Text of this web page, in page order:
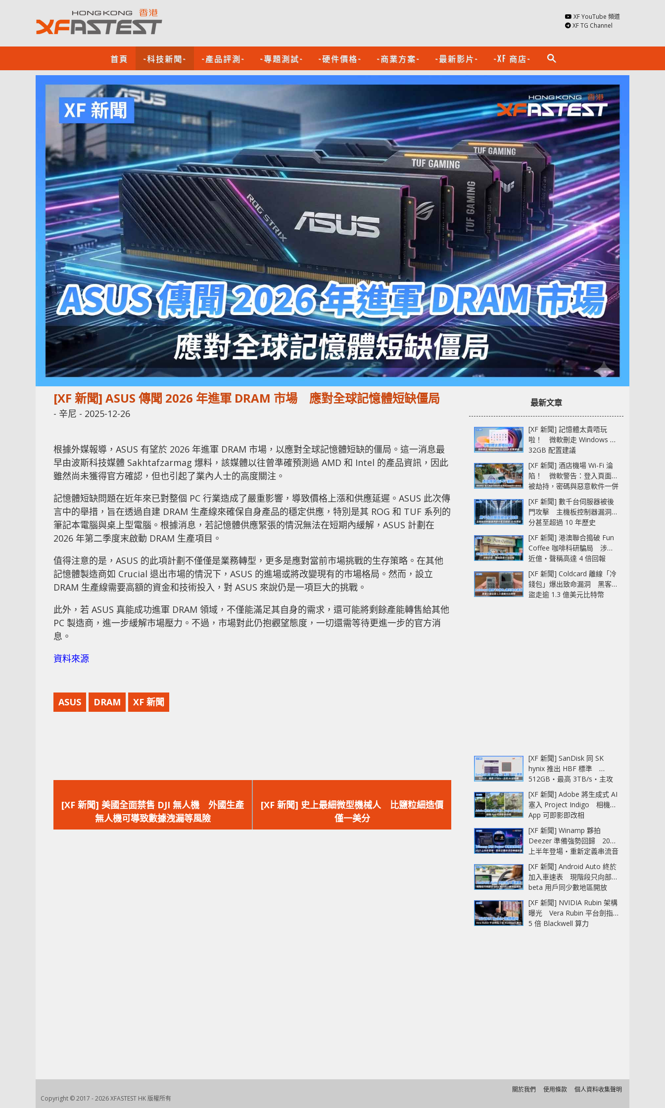
XF YouTube 頻道
XF TG Channel
首頁 -科技新聞- -產品評測- -專題測試- -硬件價格- -商業方案- -最新影片- -XF 商店- search
[XF 新聞] ASUS 傳聞 2026 年進軍 DRAM 市場 應對全球記憶體短缺僵局
- 辛尼 - 2025-12-26
根據外媒報導，ASUS 有望於 2026 年進軍 DRAM 市場，以應對全球記憶體短缺的僵局。這一消息最
早由波斯科技媒體 Sakhtafzarmag 爆料，該媒體以往曾準確預測過 AMD 和 Intel 的產品資訊，因此
雖然尚未獲得官方確認，但也引起了業內人士的高度關注。
記憶體短缺問題在近年來已對整個 PC 行業造成了嚴重影響，導致價格上漲和供應延遲。ASUS 此次傳
言中的舉措，旨在透過自建 DRAM 生產線來確保自身產品的穩定供應，特別是其 ROG 和 TUF 系列的
筆記本電腦與桌上型電腦。根據消息，若記憶體供應緊張的情況無法在短期內緩解，ASUS 計劃在
2026 年第二季度末啟動 DRAM 生產項目。
值得注意的是，ASUS 的此項計劃不僅僅是業務轉型，更多是應對當前市場挑戰的生存策略。在其他
記憶體製造商如 Crucial 退出市場的情況下，ASUS 的進場或將改變現有的市場格局。然而，設立
DRAM 生產線需要高額的資金和技術投入，對 ASUS 來說仍是一項巨大的挑戰。
此外，若 ASUS 真能成功進軍 DRAM 領域，不僅能滿足其自身的需求，還可能將剩餘產能轉售給其他
PC 製造商，進一步緩解市場壓力。不過，市場對此仍抱觀望態度，一切還需等待更進一步的官方消
息。
資料來源
ASUS DRAM XF 新聞
一
篇
文
[XF 新聞] 美國全面禁售 DJI 無人機 外國生產
無人機可導致數據洩漏等風險
一
篇
文
[XF 新聞] 史上最細微型機械人 比鹽粒細造價
僅一美分
最新文章
[XF 新聞] 記憶體太貴唔玩
啦！ 微軟刪走 Windows 11
32GB 配置建議
[XF 新聞] 酒店機場 Wi-Fi 淪
陷！ 微軟警告：登入頁面可
被劫持，密碼與惡意軟件一併
中招
[XF 新聞] 數千台伺服器被後
門攻擊 主機板控制器漏洞部
分甚至超過 10 年歷史
[XF 新聞] 港澳聯合搗破 Fun
Coffee 咖啡科研騙局 涉款
近億‧聲稱高達 4 倍回報
[XF 新聞] Coldcard 離線「冷
錢包」爆出致命漏洞 黑客已
盜走逾 1.3 億美元比特幣
[XF 新聞] SanDisk 同 SK
hynix 推出 HBF 標準
512GB‧最高 3TB/s‧主攻
AI 記憶體
[XF 新聞] Adobe 將生成式 AI
塞入 Project Indigo 相機
App 可即影即改相
[XF 新聞] Winamp 夥拍
Deezer 準備強勢回歸 2027
上半年登場‧重新定義串流音
樂播放器
[XF 新聞] Android Auto 終於
加入車速表 現階段只向部分
beta 用戶同少數地區開放
[XF 新聞] NVIDIA Rubin 架構
曝光 Vera Rubin 平台劍指
5 倍 Blackwell 算力
Copyright © 2017 - 2026 XFASTEST HK 版權所有
關於我們 使用條款 個人資料收集聲明